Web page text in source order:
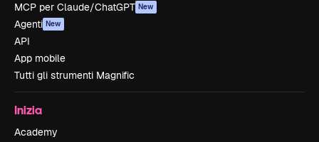
MCP per Claude/ChatGPT New
Agenti New
API
App mobile
Tutti gli strumenti Magnific
Inizia
Academy